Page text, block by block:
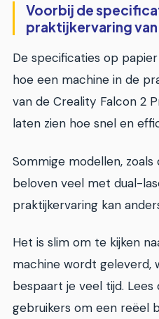
Voorbij de
praktijkervaring
De specificaties op
hoe een machine in de
van de Creality Falcon 2
laten zien hoe snel en
Sommige modellen,
beloven veel met dual-
praktijkervaring kan
Het is slim om te kijken
machine wordt geleverd,
bespaart je veel tijd.
gebruikers om een reëel